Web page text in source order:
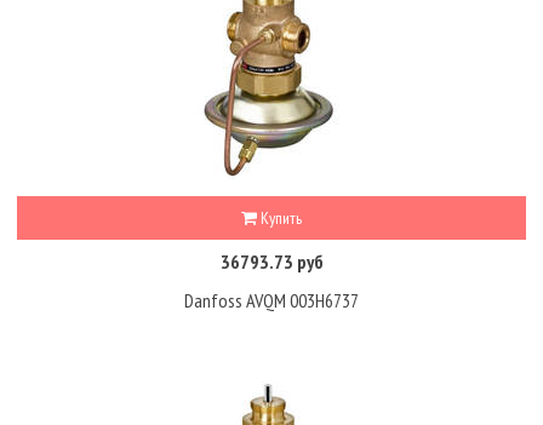
Купить
36793.73 руб
Danfoss AVQM 003H6737